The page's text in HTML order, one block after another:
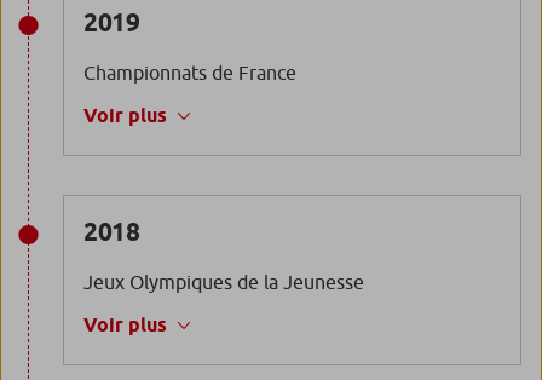
2019
Championnats de France
Voir plus
2018
Jeux Olympiques de la Jeunesse
Voir plus